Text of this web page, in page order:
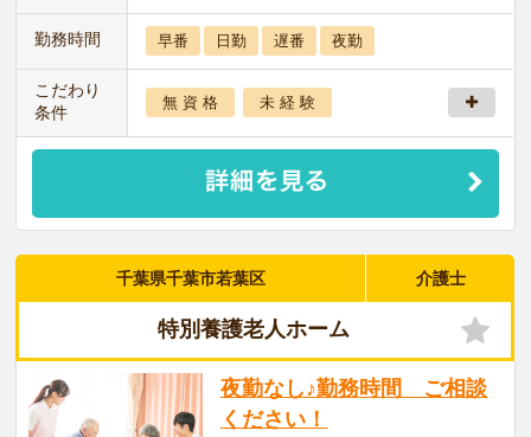
勤務時間 早番 日勤 遅番 夜勤
こだわり
条件
無 資 格 未 経 験
千葉県千葉市若葉区 介護士
特別養護老人ホーム
夜勤なし♪勤務時間 ご相談
ください！